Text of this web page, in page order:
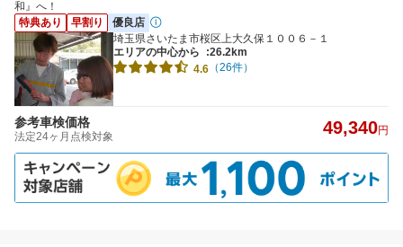
和』へ！
特典あり
早割り
優良店
埼玉県さいたま市桜区上大久保１００６－１
エリアの中心から
:26.2km
4.6 （26件）
参考車検価格
法定24ヶ月点検対象 49,340円